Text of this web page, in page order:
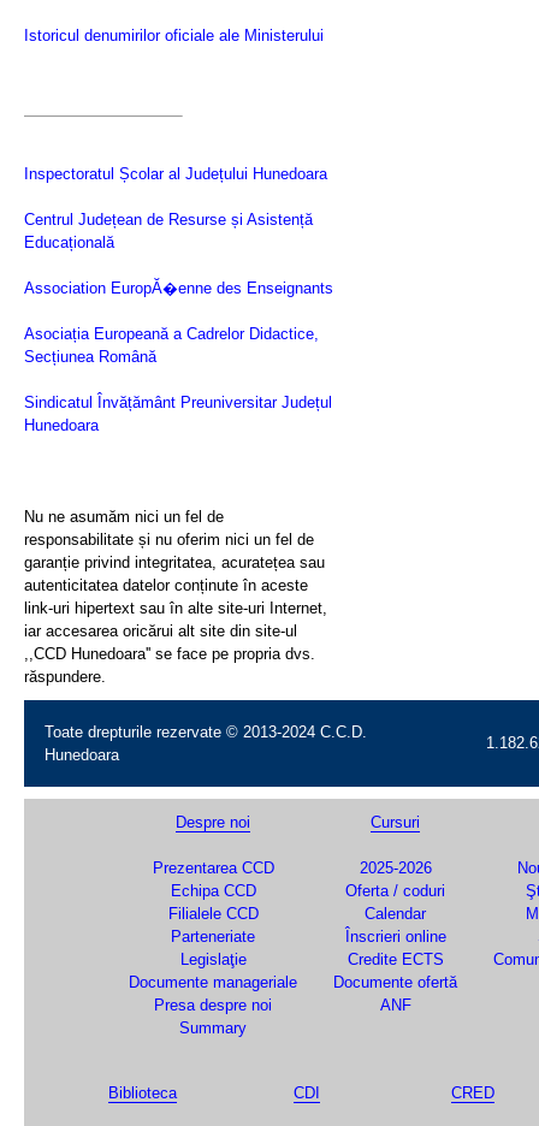
Istoricul denumirilor oficiale ale Ministerului
Inspectoratul Școlar al Județului Hunedoara
Centrul Județean de Resurse și Asistență
Educațională
Association EuropĂ�enne des Enseignants
Asociația Europeană a Cadrelor Didactice,
Secțiunea Română
Sindicatul Învățământ Preuniversitar Județul
Hunedoara
Nu ne asumăm nici un fel de
responsabilitate și nu oferim nici un fel de
garanție privind integritatea, acuratețea sau
autenticitatea datelor conținute în aceste
link-uri hipertext sau în alte site-uri Internet,
iar accesarea oricărui alt site din site-ul
,,CCD Hunedoara'' se face pe propria dvs.
răspundere.
Toate drepturile rezervate © 2013-2024 C.C.D.
Hunedoara
Despre noi
Prezentarea CCD
Echipa CCD
Filialele CCD
Parteneriate
Legislaţie
Documente manageriale
Presa despre noi
Summary
Cursuri
2025-2026
Oferta / coduri
Calendar
Înscrieri online
Credite ECTS
Documente ofertă
ANF
Biblioteca CDI CRED